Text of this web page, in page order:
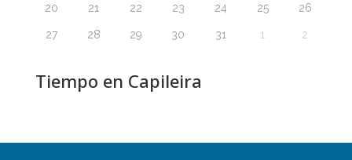
20 21 22 23 24 25 26
27 28 29 30 31 1 2
Tiempo en Capileira